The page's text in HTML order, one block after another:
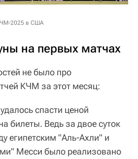
2025 в США
на первых матчах
не было про
КЧМ за этот месяц:
спасти ценой
билеты. Ведь за двое суток
египетским "Аль-Ахли" и
Месси было реализовано